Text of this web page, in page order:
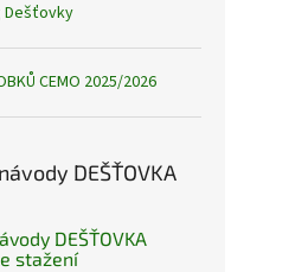
Dešťovky
CEMO 2025/2026
DEŠŤOVKA
DEŠŤOVKA
stažení